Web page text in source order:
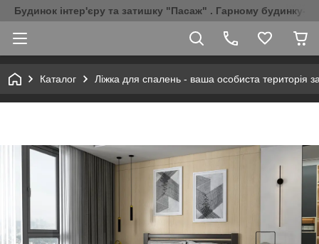
Будинок інтер'єру та затишку "Пасаж" . Гарному будинку-
Каталог Ліжка для спалень - ваша особиста територія